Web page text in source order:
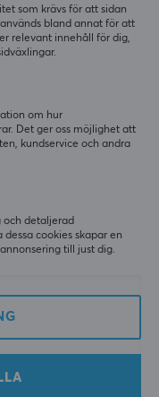
300 PRO
som krävs för att sidan
bland annat för att
relevant innehåll för dig,
om hur
Det ger oss möjlighet att
kundservice och andra
och detaljerad
cookies skapar en
till just dig.